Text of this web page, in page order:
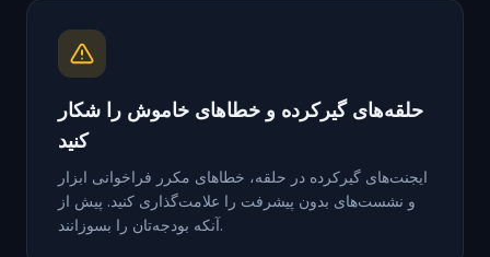
حلقه‌های گیرکرده و خطاهای خاموش را شکار
کنید
ایجنت‌های گیرکرده در حلقه، خطاهای مکرر فراخوانی ابزار
و نشست‌های بدون پیشرفت را علامت‌گذاری کنید. پیش از
آنکه بودجه‌تان را بسوزانند.